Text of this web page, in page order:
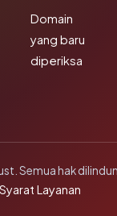
Domain
yang baru
diperiksa
Semua hak
Syarat Layanan